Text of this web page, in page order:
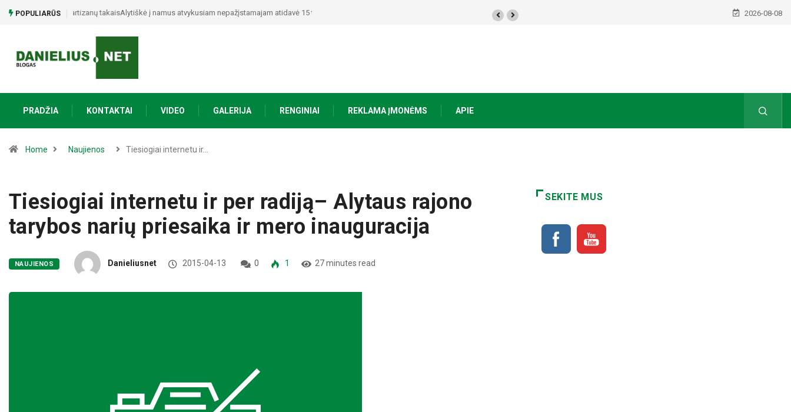
POPULIARŪS Alytiškė į namus atvykusiam nepažįstamajam atidavė 15 tūkst. eurų – policija pradėjo tyrimą 2026-08-08
PRADŽIA KONTAKTAI VIDEO GALERIJA RENGINIAI REKLAMA ĮMONĖMS APIE
Home Naujienos Tiesiogiai internetu ir…
Tiesiogiai internetu ir per radiją– Alytaus rajono
tarybos narių priesaika ir mero inauguracija
NAUJIENOS Danieliusnet 2015-04-13 0 1 27 minutes read
SEKITE MUS